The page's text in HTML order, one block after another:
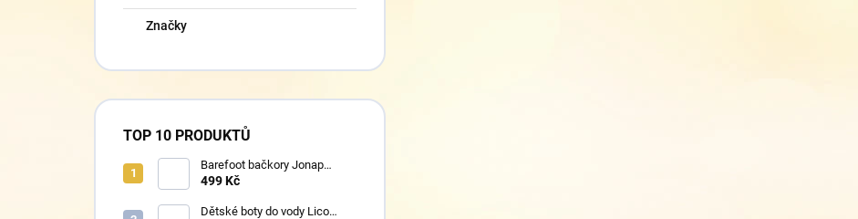
Značky
TOP 10 PRODUKTŮ
Barefoot bačkory Jonap
Home New fialová kočička
499 Kč
Dětské boty do vody Lico